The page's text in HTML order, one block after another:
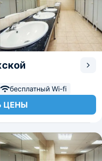
бесплатный Wi-fi
ЦЕНЫ